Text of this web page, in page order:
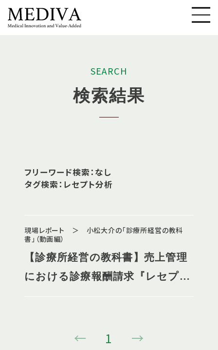
SEARCH
検索結果
フリーワード検索：なし
タグ検索：レセプト分析
現場レポート ＞ 小松大介の「診療所経営の教科
書」（動画編）
【診療所経営の教科書】売上管理
における診療報酬請求『レセプト
← 1 →